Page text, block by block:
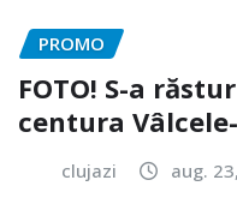
PROMO
FOTO! S-a
centura
clujazi aug.